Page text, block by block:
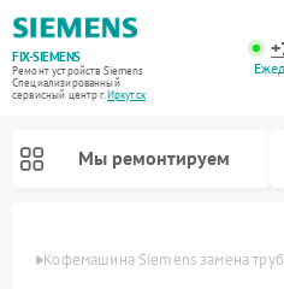
FIX-SIEMENS
Ремонт устройств Siemens
Специализированный
cервисный центр г.Иркутск
Мы ремонтируем
Кофемашина Siemens замена